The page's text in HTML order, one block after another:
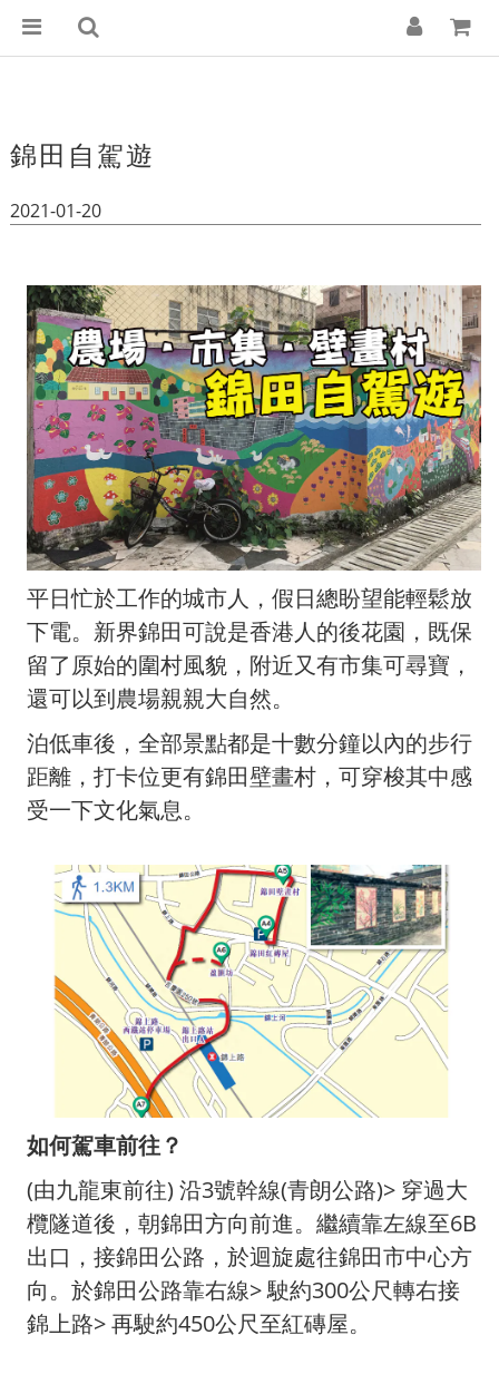
錦田自駕遊
2021-01-20
平日忙於工作的城市人，假日總盼望能輕鬆放
下電。新界錦田可說是香港人的後花園，既保
留了原始的圍村風貌，附近又有市集可尋寶，
還可以到農場親親大自然。
泊低車後，全部景點都是十數分鐘以內的步行
距離，打卡位更有錦田壁畫村，可穿梭其中感
受一下文化氣息。
如何駕車前往？
(由九龍東前往) 沿3號幹線(青朗公路)> 穿過大
欖隧道後，朝錦田方向前進。繼續靠左線至6B
出口，接錦田公路，於迴旋處往錦田市中心方
向。於錦田公路靠右線> 駛約300公尺轉右接
錦上路> 再駛約450公尺至紅磚屋。